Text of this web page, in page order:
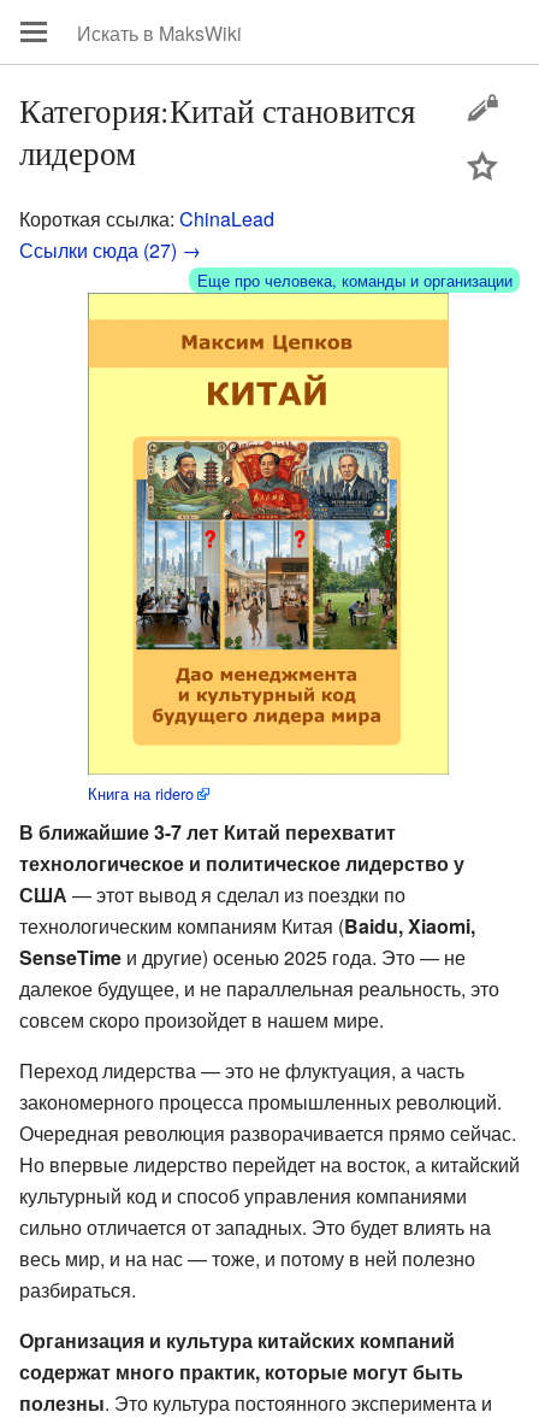
Категория:Китай становится
лидером
Короткая ссылка: ChinaLead
Ссылки сюда (27) →
Еще про человека, команды и организации
Книга на ridero
В ближайшие 3-7 лет Китай перехватит
технологическое и политическое лидерство у
США — этот вывод я сделал из поездки по
технологическим компаниям Китая (Baidu, Xiaomi,
SenseTime и другие) осенью 2025 года. Это — не
далекое будущее, и не параллельная реальность, это
совсем скоро произойдет в нашем мире.
Переход лидерства — это не флуктуация, а часть
закономерного процесса промышленных революций.
Очередная революция разворачивается прямо сейчас.
Но впервые лидерство перейдет на восток, а китайский
культурный код и способ управления компаниями
сильно отличается от западных. Это будет влиять на
весь мир, и на нас — тоже, и потому в ней полезно
разбираться.
Организация и культура китайских компаний
содержат много практик, которые могут быть
полезны. Это культура постоянного эксперимента и